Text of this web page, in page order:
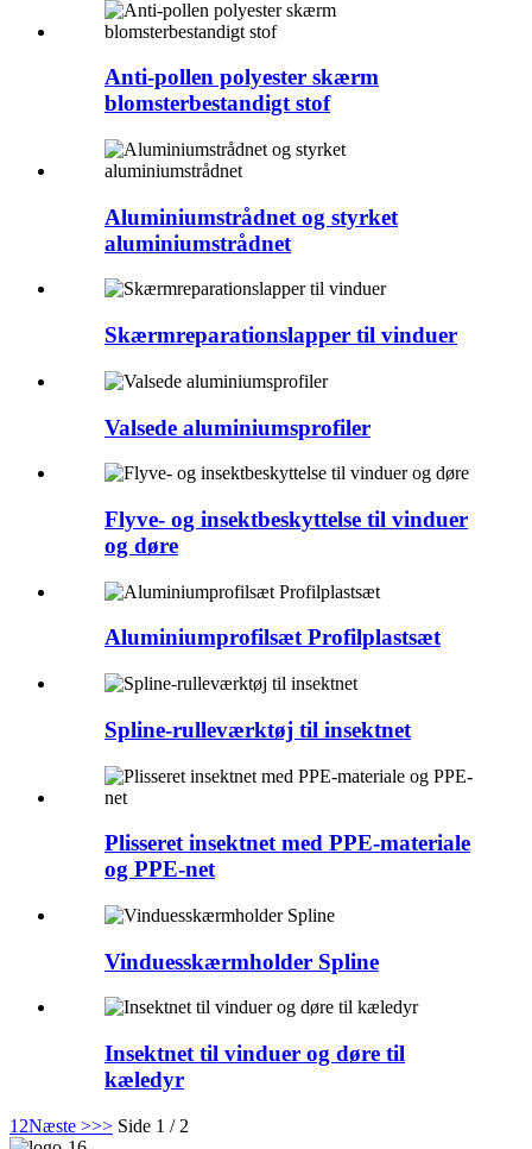
Anti-pollen polyester skærm
blomsterbestandigt stof
Aluminiumstrådnet og styrket
aluminiumstrådnet
Skærmreparationslapper til vinduer
Valsede aluminiumsprofiler
Flyve- og insektbeskyttelse til vinduer
og døre
Aluminiumprofilsæt Profilplastsæt
Spline-rulleværktøj til insektnet
Plisseret insektnet med PPE-materiale
og PPE-net
Vinduesskærmholder Spline
Insektnet til vinduer og døre til
kæledyr
1 2Næste >>> Side 1 / 2